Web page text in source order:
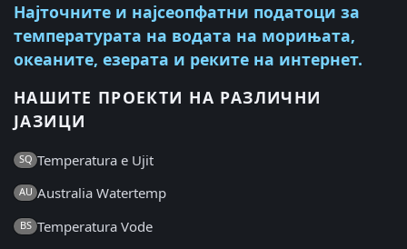
Најточните и најсеопфатни податоци за
температурата на водата на морињата,
океаните, езерата и реките на интернет.
НАШИТЕ ПРОЕКТИ НА РАЗЛИЧНИ
ЈАЗИЦИ
SQ Temperatura e Ujit
AU Australia Watertemp
BS Temperatura Vode